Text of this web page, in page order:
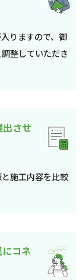
りますので、御
整していただき
させ
施工内容を比較
コネ